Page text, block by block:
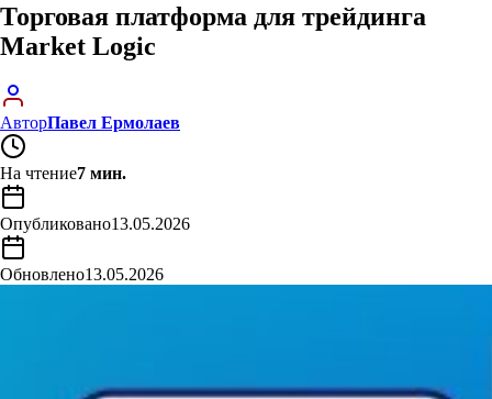
Торговая платформа для трейдинга
Market Logic
АвторПавел Ермолаев
На чтение7 мин.
Опубликовано13.05.2026
Обновлено13.05.2026